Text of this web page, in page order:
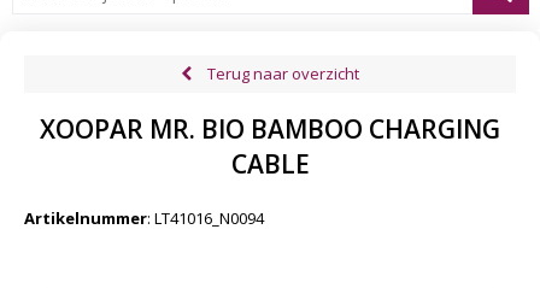
Terug naar overzicht
XOOPAR MR. BIO BAMBOO CHARGING
CABLE
Artikelnummer: LT41016_N0094